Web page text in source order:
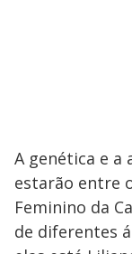
A genética e a
estarão entre
Feminino da
de diferentes